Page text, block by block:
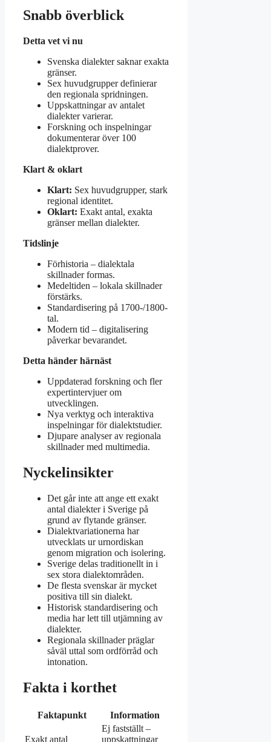
Snabb överblick
Detta vet vi nu
Svenska dialekter saknar exakta
gränser.
Sex huvudgrupper definierar
den regionala spridningen.
Uppskattningar av antalet
dialekter varierar.
Forskning och inspelningar
dokumenterar över 100
dialektprover.
Klart & oklart
Klart: Sex huvudgrupper, stark
regional identitet.
Oklart: Exakt antal, exakta
gränser mellan dialekter.
Tidslinje
Förhistoria – dialektala
skillnader formas.
Medeltiden – lokala skillnader
förstärks.
Standardisering på 1700-/1800-
tal.
Modern tid – digitalisering
påverkar bevarandet.
Detta händer härnäst
Uppdaterad forskning och fler
expertintervjuer om
utvecklingen.
Nya verktyg och interaktiva
inspelningar för dialektstudier.
Djupare analyser av regionala
skillnader med multimedia.
Nyckelinsikter
Det går inte att ange ett exakt
antal dialekter i Sverige på
grund av flytande gränser.
Dialektvariationerna har
utvecklats ur urnordiskan
genom migration och isolering.
Sverige delas traditionellt in i
sex stora dialektområden.
De flesta svenskar är mycket
positiva till sin dialekt.
Historisk standardisering och
media har lett till utjämning av
dialekter.
Regionala skillnader präglar
såväl uttal som ordförråd och
intonation.
Fakta i korthet
Faktapunkt Information
Exakt antal
Ej fastställt –
uppskattningar